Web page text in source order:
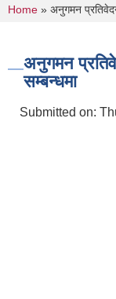
You are
Home » अनुगमन
अनुगमन
सम्बन्धमा
Submitted on: